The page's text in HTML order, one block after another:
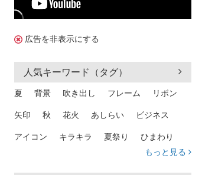
広告を非表示にする
人気キーワード（タグ）
夏 背景 吹き出し フレーム リボン
矢印 秋 花火 あしらい ビジネス
アイコン キラキラ 夏祭り ひまわり
熱中症
もっと見る